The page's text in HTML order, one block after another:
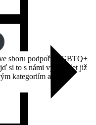
sboru podpořit LGBTQ+
si to s námi vyzkoušet již
kategoriím a všem